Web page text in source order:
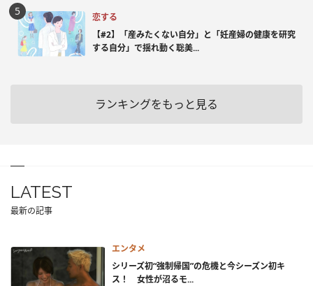
恋する
【#2】「産みたくない自分」と「妊産婦の健康を研究
する自分」で揺れ動く聡美...
ランキングをもっと見る
LATEST
最新の記事
エンタメ
シリーズ初“強制帰国”の危機と今シーズン初キ
ス！ 女性が沼るモ...